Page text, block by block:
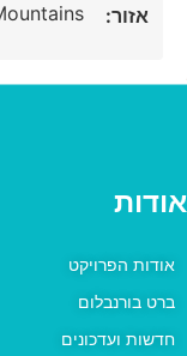
אזור:
אודות
אודות הפרויקט
ברט בורנבלום
חדשות ועדכונים